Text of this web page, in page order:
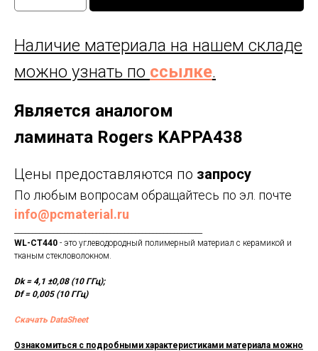
Наличие материала на нашем складе
можно узнать по ссылке.
Является аналогом
ламината Rogers KAPPA438
Цены предоставляются по запросу
По любым вопросам обращайтесь по эл. почте
info@pcmaterial.ru
WL-CT440 - это углеводородный полимерный материал с керамикой и
тканым стекловолокном.
Dk = 4,1 ±0,08 (10 ГГц);
Df = 0,005 (10 ГГц)
Скачать DataSheet
Ознакомиться с подробными характеристиками материала можно